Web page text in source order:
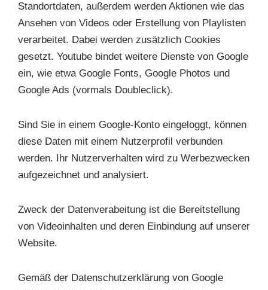
Standortdaten, außerdem werden Aktionen wie das
Ansehen von Videos oder Erstellung von Playlisten
verarbeitet. Dabei werden zusätzlich Cookies
gesetzt. Youtube bindet weitere Dienste von Google
ein, wie etwa Google Fonts, Google Photos und
Google Ads (vormals Doubleclick).
Sind Sie in einem Google-Konto eingeloggt, können
diese Daten mit einem Nutzerprofil verbunden
werden. Ihr Nutzerverhalten wird zu Werbezwecken
aufgezeichnet und analysiert.
Zweck der Datenverabeitung ist die Bereitstellung
von Videoinhalten und deren Einbindung auf unserer
Website.
Gemäß der Datenschutzerklärung von Google